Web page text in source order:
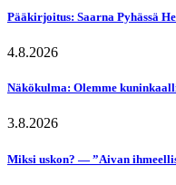
Pääkirjoitus: Saarna Pyhässä
4.8.2026
Näkökulma: Olemme
3.8.2026
Miksi uskon? — ”Aivan